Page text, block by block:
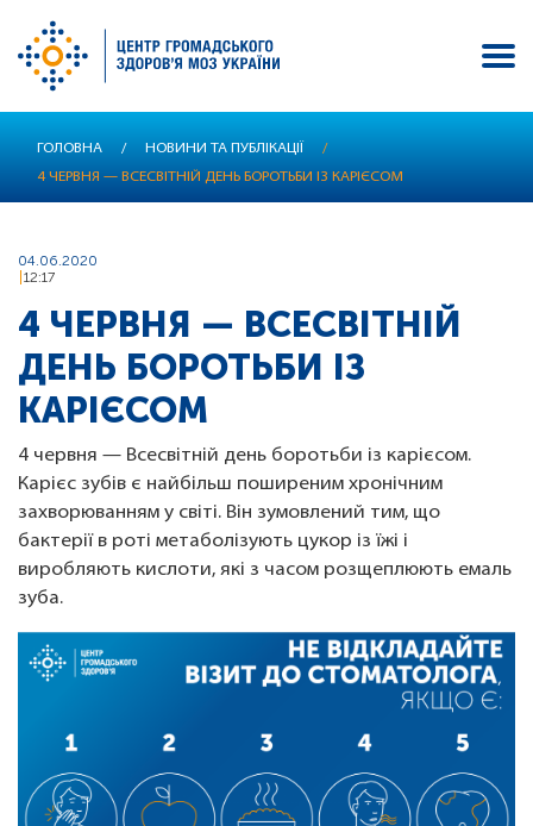
основного
ГОЛОВНА / НОВИНИ ТА ПУБЛІКАЦІЇ
/
4 ЧЕРВНЯ — ВСЕСВІТНІЙ ДЕНЬ БОРОТЬБИ ІЗ КАРІЄСОМ
04.06.2020
12:17
4 ЧЕРВНЯ — ВСЕСВІТНІЙ
ДЕНЬ БОРОТЬБИ ІЗ
КАРІЄСОМ
4 червня — Всесвітній день боротьби із карієсом.
Карієс зубів є найбільш поширеним хронічним
захворюванням у світі. Він зумовлений тим, що
бактерії в роті метаболізують цукор із їжі і
виробляють кислоти, які з часом розщеплюють емаль
зуба.